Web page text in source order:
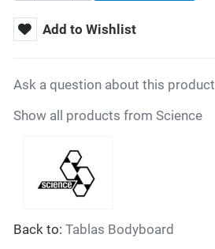
Add to Wishlist
Ask a question about this product
Show all products from Science
Back to: Tablas Bodyboard